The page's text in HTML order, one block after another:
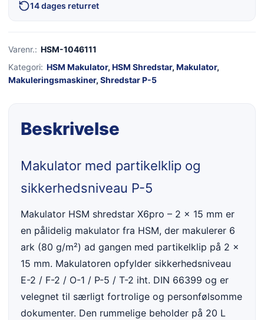
14 dages returret
Varenr.: HSM-1046111
Kategori: HSM Makulator, HSM Shredstar, Makulator,
Makuleringsmaskiner, Shredstar P-5
Beskrivelse
Makulator med partikelklip og
sikkerhedsniveau P-5
Makulator HSM shredstar X6pro – 2 x 15 mm er
en pålidelig makulator fra HSM, der makulerer 6
ark (80 g/m²) ad gangen med partikelklip på 2 x
15 mm. Makulatoren opfylder sikkerhedsniveau
E-2 / F-2 / O-1 / P-5 / T-2 iht. DIN 66399 og er
velegnet til særligt fortrolige og personfølsomme
dokumenter. Den rummelige beholder på 20 L